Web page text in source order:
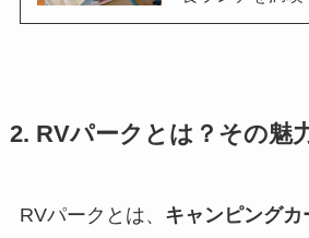
2. RVパークとは？その魅
RVパークとは、 キャンピング